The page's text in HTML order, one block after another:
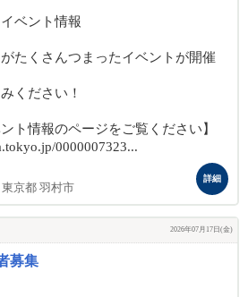
ベント情報
たくさんつまったイベントが開催
ください！
ト情報のページをご覧ください】
0000007323...
東京都 羽村市
詳細
2026年07月17日(金)
募集